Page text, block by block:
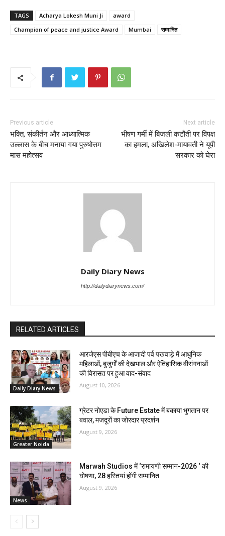
TAGS Acharya Lokesh Muni Ji
award
Champion of peace and justice Award
Mumbai सम्मानित
Previous article
भक्ति, संकीर्तन और आध्यात्मिक
उल्लास के बीच मनाया गया पुरुषोत्तम
मास महोत्सव
Next article
भीषण गर्मी में बिजली कटौती पर विपक्ष
का हमला, अखिलेश-मायावती ने यूपी
सरकार को घेरा
Daily Diary News
http://dailydiarynews.com/
RELATED ARTICLES
Daily Diary News
आरजेएस पीबीएच के आजादी पर्व पखवाड़े में आधुनिक
महिलाओं, बुजुर्गों की देखभाल और ऐतिहासिक वीरांगनाओं
की विरासत पर हुआ वाद-संवाद
August 10, 2026
Greater Noida
ग्रेटर नोएडा के Future Estate में बकाया भुगतान पर
बवाल, मजदूरों का जोरदार प्रदर्शन
August 9, 2026
News
Marwah Studios में ‘रामायणी सम्मान-2026 ‘ की
घोषणा, 28 हस्तियां होंगी सम्मानित
August 9, 2026